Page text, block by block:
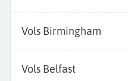
Vols Birmingham
Vols Belfast